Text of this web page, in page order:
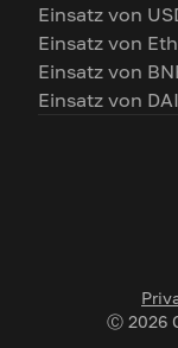
Ⓒ 2026
Einsatz von
Einsatz von
Einsatz von
Einsatz von DAI